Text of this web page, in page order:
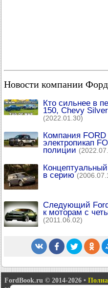
Новости компании Форд
Кто сильнее в
150, Chevy
(2022.01.30)
Компания
электропикап
полиции
в серию
Следующий Ford
к моторам с
(2011.06.02)
FordBook.ru © 2014-2026 •